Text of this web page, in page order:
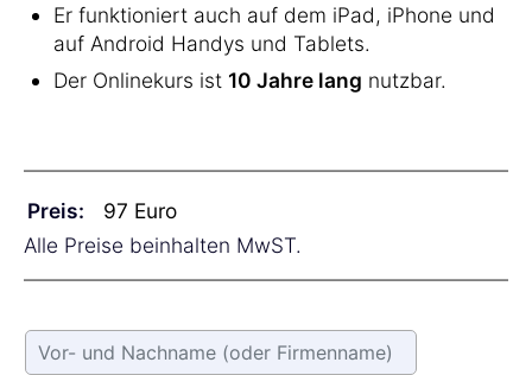
Er funktioniert auch auf dem iPad, iPhone und
auf Android Handys und Tablets.
Der Onlinekurs ist 10 Jahre lang nutzbar.
Preis:
Alle Preise beinhalten MwST.